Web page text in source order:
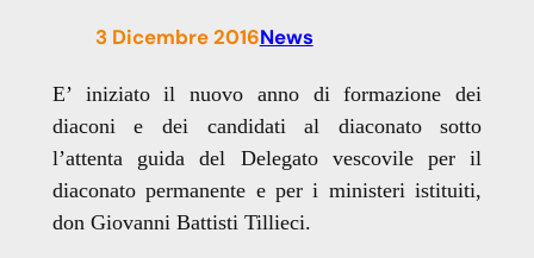
3 Dicembre 2016News
E’ iniziato il nuovo anno di formazione dei
diaconi e dei candidati al diaconato sotto
l’attenta guida del Delegato vescovile per il
diaconato permanente e per i ministeri istituiti,
don Giovanni Battisti Tillieci.